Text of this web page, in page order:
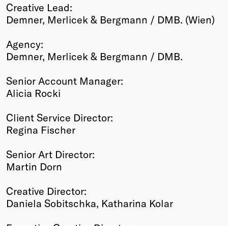
Creative Lead:
Demner, Merlicek & Bergmann / DMB. (Wien)
Agency:
Demner, Merlicek & Bergmann / DMB.
Senior Account Manager:
Alicia Rocki
Client Service Director:
Regina Fischer
Senior Art Director:
Martin Dorn
Creative Director:
Daniela Sobitschka, Katharina Kolar